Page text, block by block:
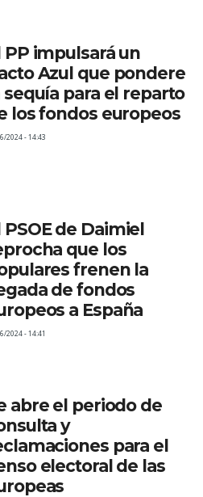
PP impulsará un
Azul que pondere
sequía para el reparto
los fondos europeos
2024 - 14:43
PSOE de Daimiel
que los
frenen la
de fondos
a España
2024 - 14:41
abre el periodo de
y
para el
electoral de las